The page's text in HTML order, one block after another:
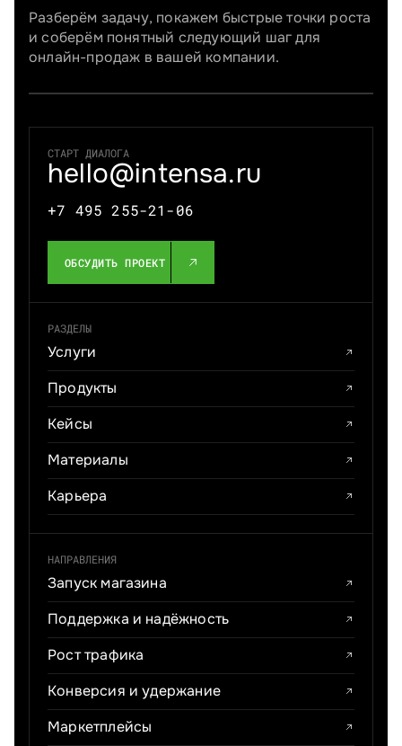
Разберём задачу, покажем быстрые точки роста
и соберём понятный следующий шаг для
онлайн-продаж в вашей компании.
СТАРТ ДИАЛОГА
hello@intensa.ru
+7 495 255-21-06
ОБСУДИТЬ ПРОЕКТ
РАЗДЕЛЫ
Услуги
Продукты
Кейсы
Материалы
Карьера
НАПРАВЛЕНИЯ
Запуск магазина
Поддержка и надёжность
Рост трафика
Конверсия и удержание
Маркетплейсы